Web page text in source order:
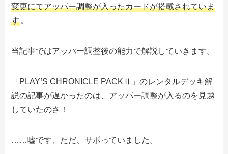
変更にてアッパー調整が入ったカードが搭載されていま
す 。
当記事ではアッパー調整後の能力で解説していきます。
「PLAY‛S CHRONICLE PACKⅡ」のレンタルデッキ解
説の記事が遅かったのは、アッパー調整が入るのを見越
していたのさ！
……嘘です、ただ、サボっていました。